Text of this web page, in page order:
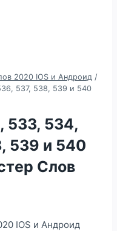
2020 IOS и Андроид /
537, 538, 539 и 540
533, 534,
539 и 540
Слов
IOS и Андроид